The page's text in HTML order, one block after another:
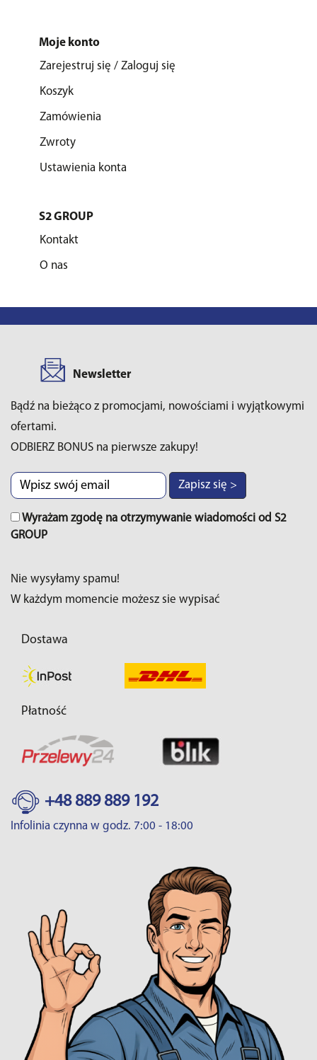
Moje konto
Zarejestruj się / Zaloguj się
Koszyk
Zamówienia
Zwroty
Ustawienia konta
S2 GROUP
Kontakt
O nas
Newsletter
Bądź na bieżąco z promocjami, nowościami i wyjątkowymi
ofertami.
ODBIERZ BONUS na pierwsze zakupy!
Zapisz się >
Wyrażam zgodę na otrzymywanie wiadomości od S2
GROUP
Nie wysyłamy spamu!
W każdym momencie możesz sie wypisać
Dostawa
Płatność
+48 889 889 192
Infolinia czynna w godz. 7:00 - 18:00